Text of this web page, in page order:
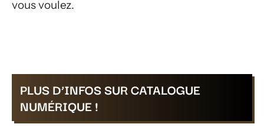
vous voulez.
PLUS D’INFOS SUR CATALOGUE
NUMÉRIQUE !